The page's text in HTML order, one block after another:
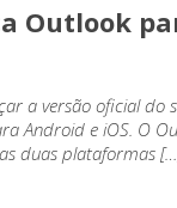
Outlook
a versão oficial do
Android e iOS. O
duas plataformas